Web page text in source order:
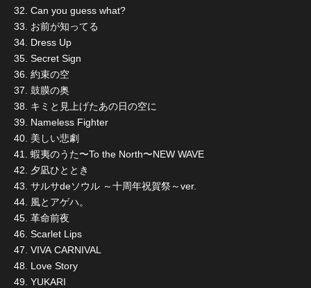
32. Can you guess what?
33. お前が知ってる
34. Dress Up
35. Secret Sign
36. 約束の空
37. 鼓膜の奥
38. キミと見上げたあの日の空に
39. Nameless Fighter
40. 美しい悲劇
41. 蝦夷のうた〜To the North〜NEW WAVE
42. 夕凪ひととき
43. サルサdeソウル ～十周年祝賀祭～ver.
44. 風とアゲハ。
45. 革命前夜
46. Scarlet Lips
47. VIVA CARNIVAL
48. Love Story
49. YUKARI